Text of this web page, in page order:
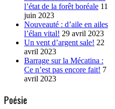
l’état de la forêt boréale 11
juin 2023
Nouveauté : d’aile en ailes
l’élan vital! 29 avril 2023
Un vent d’argent sale! 22
avril 2023
Barrage sur la Mécatina :
Ce n’est pas encore fait! 7
avril 2023
Poésie